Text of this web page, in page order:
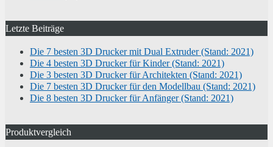
Letzte Beiträge
Die 7 besten 3D Drucker mit Dual Extruder (Stand: 2021)
Die 4 besten 3D Drucker für Kinder (Stand: 2021)
Die 3 besten 3D Drucker für Architekten (Stand: 2021)
Die 7 besten 3D Drucker für den Modellbau (Stand: 2021)
Die 8 besten 3D Drucker für Anfänger (Stand: 2021)
Produktvergleich